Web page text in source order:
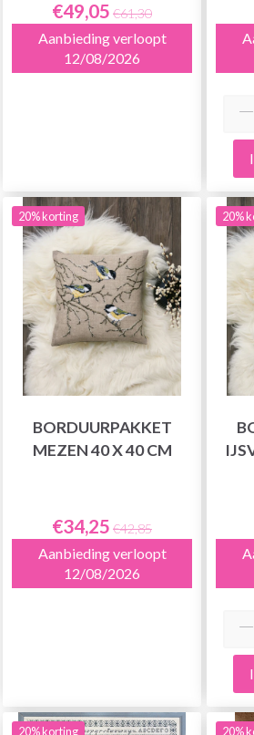
€49,05 €61,30
Aanbieding verloopt
12/08/2026
20% korting
BORDUURPAKKET
MEZEN 40 X 40 CM
€34,25 €42,85
Aanbieding verloopt
12/08/2026
20%
20% korting 20%